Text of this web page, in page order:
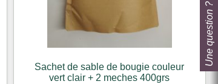
Sachet de sable de bougie couleur
vert clair + 2 meches 400grs
Une question ?